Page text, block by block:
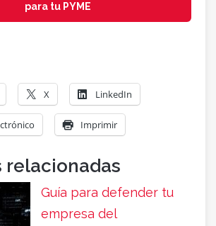
para tu PYME
X LinkedIn
Imprimir
relacionadas
Guía para defender tu
empresa del